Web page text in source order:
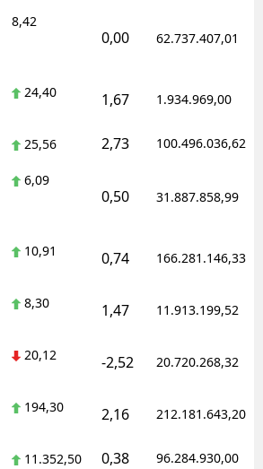
8,42
0,00 62.737.407,01
24,40 1,67 1.934.969,00
25,56 2,73 100.496.036,62
6,09
0,50 31.887.858,99
10,91 0,74 166.281.146,33
8,30 1,47 11.913.199,52
20,12 -2,52 20.720.268,32
194,30 2,16 212.181.643,20
11.352,50 0,38 96.284.930,00